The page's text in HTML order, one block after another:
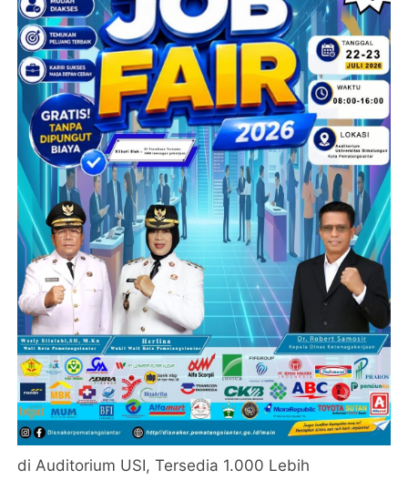
di Auditorium USI, Tersedia 1.000 Lebih